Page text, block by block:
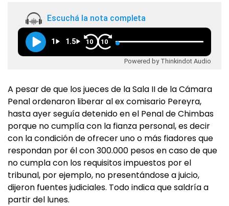
Escuchá la nota completa
1 1.5 10 10
Powered by Thinkindot Audio
A pesar de que los jueces de la Sala II de la Cámara
Penal ordenaron liberar al ex comisario Pereyra,
hasta ayer seguía detenido en el Penal de Chimbas
porque no cumplía con la fianza personal, es decir
con la condición de ofrecer uno o más fiadores que
respondan por él con 300.000 pesos en caso de que
no cumpla con los requisitos impuestos por el
tribunal, por ejemplo, no presentándose a juicio,
dijeron fuentes judiciales. Todo indica que saldría a
partir del lunes.